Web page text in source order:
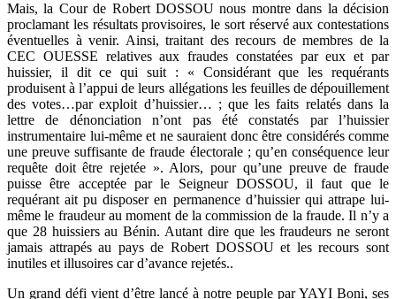
Mais, la Cour de Robert DOSSOU nous montre dans la décision
proclamant les résultats provisoires, le sort réservé aux contestations
éventuelles à venir. Ainsi, traitant des recours de membres de la
CEC OUESSE relatives aux fraudes constatées par eux et par
huissier, il dit ce qui suit : « Considérant que les requérants
produisent à l’appui de leurs allégations les feuilles de dépouillement
des votes…par exploit d’huissier… ; que les faits relatés dans la
lettre de dénonciation n’ont pas été constatés par l’huissier
instrumentaire lui-même et ne sauraient donc être considérés comme
une preuve suffisante de fraude électorale ; qu’en conséquence leur
requête doit être rejetée ». Alors, pour qu’une preuve de fraude
puisse être acceptée par le Seigneur DOSSOU, il faut que le
requérant ait pu disposer en permanence d’huissier qui attrape lui-
même le fraudeur au moment de la commission de la fraude. Il n’y a
que 28 huissiers au Bénin. Autant dire que les fraudeurs ne seront
jamais attrapés au pays de Robert DOSSOU et les recours sont
inutiles et illusoires car d’avance rejetés..
Un grand défi vient d’être lancé à notre peuple par YAYI Boni, ses